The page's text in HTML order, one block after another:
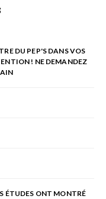
DU PEP'S DANS VOS
! NE DEMANDEZ
ÉTUDES ONT MONTRÉ